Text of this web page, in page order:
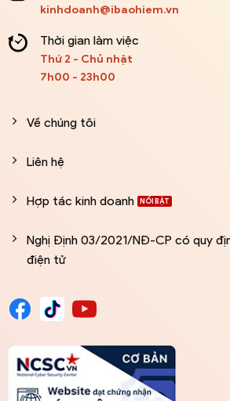
kinhdoanh@ibaohiem.vn
Thời gian làm việc
Thứ 2 - Chủ nhật
7h00 - 23h00
Về chúng tôi
Liên hệ
Hợp tác kinh doanh
Nghị Định 03/2021/NĐ-CP có quy
điện tử